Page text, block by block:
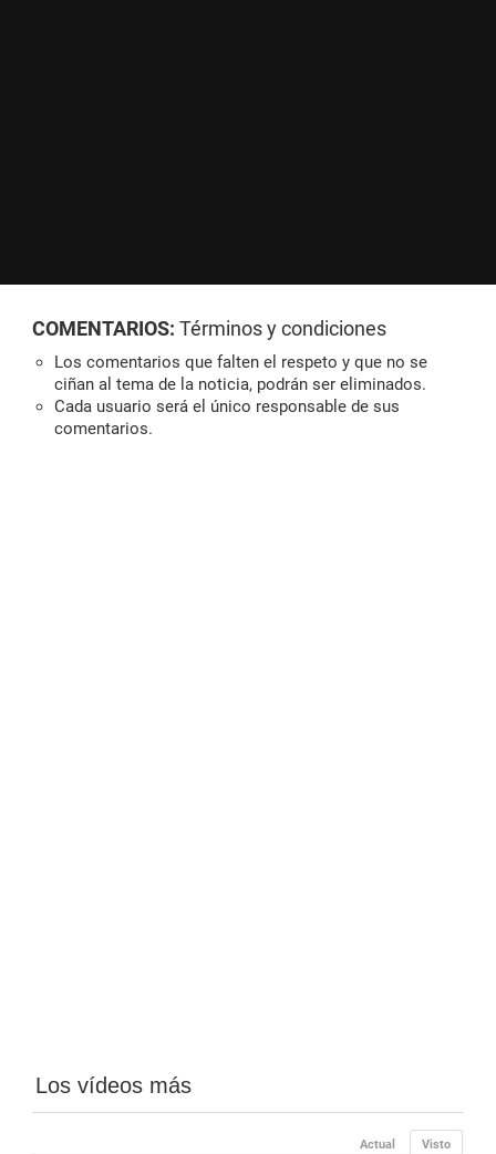
COMENTARIOS: Términos y condiciones
Los comentarios que falten el respeto y que no se
ciñan al tema de la noticia, podrán ser eliminados.
Cada usuario será el único responsable de sus
comentarios.
Los vídeos más
Visto
Actual